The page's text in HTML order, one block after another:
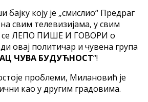
бајку коју је „смислио“ Предраг
свим телевизијама, у свим
се ЛЕПО ПИШЕ И ГОВОРИ о
овај политичар и чувена група
ЧУВА БУДУЋНОСТ“!
проблеми, Милановић је
као у другим градовима.